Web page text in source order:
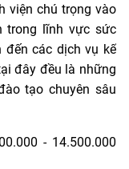
viện chú trọng vào
trong lĩnh vực sức
đến các dịch vụ kế
đây đều là những
tạo chuyên sâu
- 14.500.000